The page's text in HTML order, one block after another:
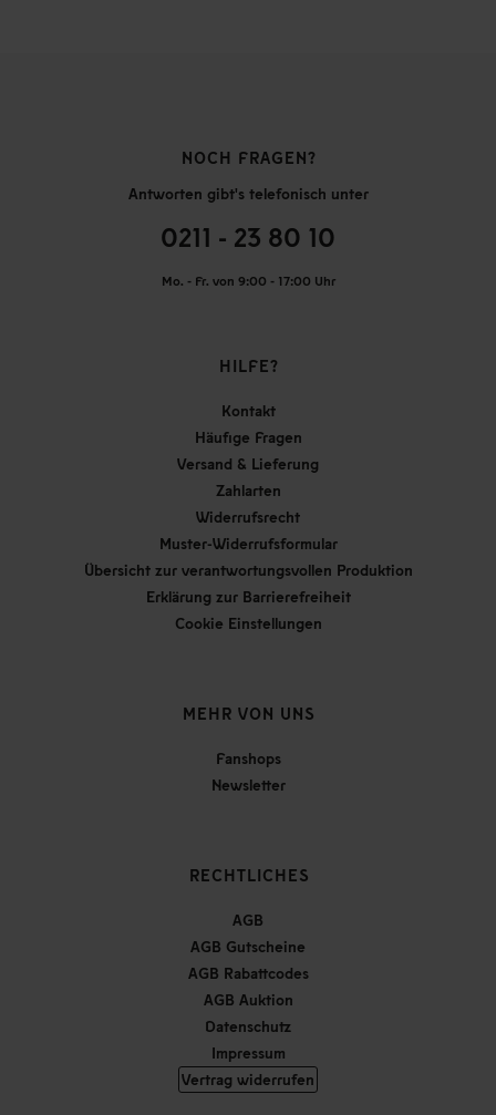
NOCH FRAGEN?
Antworten gibt's telefonisch unter
0211 - 23 80 10
Mo. - Fr. von 9:00 - 17:00 Uhr
HILFE?
Kontakt
Häufige Fragen
Versand & Lieferung
Zahlarten
Widerrufsrecht
Muster-Widerrufsformular
Übersicht zur verantwortungsvollen Produktion
Erklärung zur Barrierefreiheit
Cookie Einstellungen
MEHR VON UNS
Fanshops
Newsletter
RECHTLICHES
AGB
AGB Gutscheine
AGB Rabattcodes
AGB Auktion
Datenschutz
Impressum
Vertrag widerrufen